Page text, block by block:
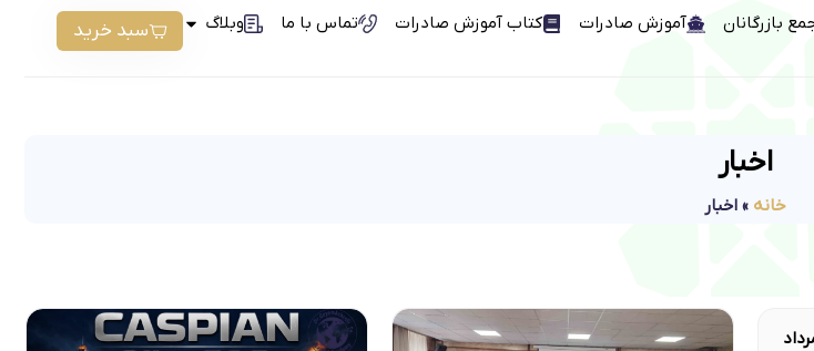
بازرگانان آموزش صادرات کتاب آموزش صادرات تماس با ما وبلاگ سبد خرید
اخبار
خانه » اخبار